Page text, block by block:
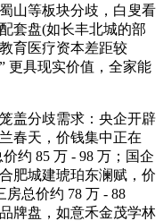
山等板块分歧，白叟看
套盘(如长丰北城的部
育医疗资本差距较
更具现实价值，全家能
分歧需求：央企开辟
春天，价钱集中正在
约 85 万 - 98 万；国企
肥城建琥珀东澜赋，价
房总价约 78 万 - 88
牌盘，如意禾金茂学林